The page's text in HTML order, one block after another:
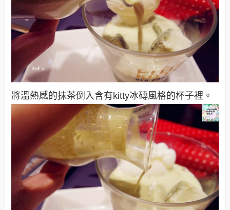
將溫熱感的抹茶倒入含有kitty冰磚風格的杯子裡。